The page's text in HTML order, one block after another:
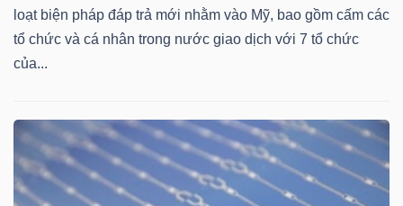
loạt biện pháp đáp trả mới nhằm vào Mỹ, bao gồm cấm các
tổ chức và cá nhân trong nước giao dịch với 7 tổ chức
của...